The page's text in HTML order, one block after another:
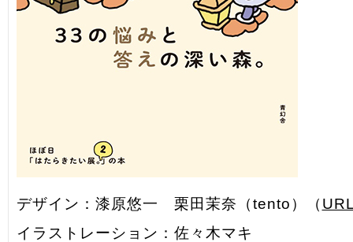
デザイン：漆原悠一 栗田茉奈（tento）（
イラストレーション：佐々木マキ